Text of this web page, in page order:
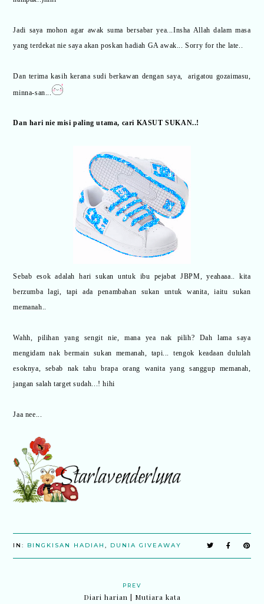
Jadi saya mohon agar awak suma bersabar yea...Insha Allah dalam masa
yang terdekat nie saya akan poskan hadiah GA awak... Sorry for the late..
Dan terima kasih kerana sudi berkawan dengan saya,arigatou gozaimasu,
minna-san...
Dan hari nie misi paling utama, cari KASUT SUKAN..!
Sebab esok adalah hari sukan untuk ibu pejabat JBPM, yeahaaa.. kita
berzumba lagi, tapi ada penambahan sukan untuk wanita, iaitu sukan
memanah..
Wahh, pilihan yang sengit nie, mana yea nak pilih? Dah lama saya
mengidam nak bermain sukan memanah, tapi... tengok keadaan dululah
esoknya, sebab nak tahu brapa orang wanita yang sanggup memanah,
jangan salah target sudah...! hihi
Jaa nee...
IN: BINGKISAN HADIAH, DUNIA GIVEAWAY
PREV
Diari harian | Mutiara kata